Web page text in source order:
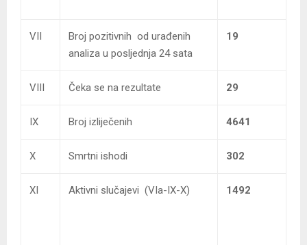
VII
Broj pozitivnih od urađenih
analiza u posljednja 24 sata
19
VIII Čeka se na rezultate 29
IX Broj izliječenih 4641
X Smrtni ishodi 302
XI Aktivni slučajevi (VIa-IX-X) 1492